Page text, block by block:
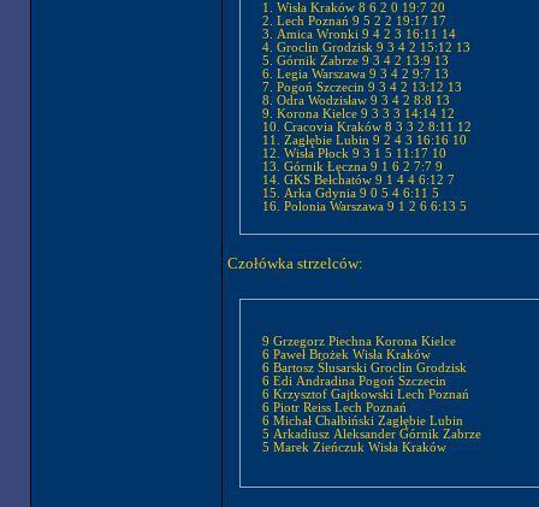
1. Wisła Kraków 8 6 2 0 19:7 20
2. Lech Poznań 9 5 2 2 19:17 17
3. Amica Wronki 9 4 2 3 16:11 14
4. Groclin Grodzisk 9 3 4 2 15:12 13
5. Górnik Zabrze 9 3 4 2 13:9 13
6. Legia Warszawa 9 3 4 2 9:7 13
7. Pogoń Szczecin 9 3 4 2 13:12 13
8. Odra Wodzisław 9 3 4 2 8:8 13
9. Korona Kielce 9 3 3 3 14:14 12
10. Cracovia Kraków 8 3 3 2 8:11 12
11. Zagłębie Lubin 9 2 4 3 16:16 10
12. Wisła Płock 9 3 1 5 11:17 10
13. Górnik Łęczna 9 1 6 2 7:7 9
14. GKS Bełchatów 9 1 4 4 6:12 7
15. Arka Gdynia 9 0 5 4 6:11 5
16. Polonia Warszawa 9 1 2 6 6:13 5
Czołówka strzelców:
9 Grzegorz Piechna Korona Kielce
6 Paweł Brożek Wisła Kraków
6 Bartosz Ślusarski Groclin Grodzisk
6 Edi Andradina Pogoń Szczecin
6 Krzysztof Gajtkowski Lech Poznań
6 Piotr Reiss Lech Poznań
6 Michał Chałbiński Zagłębie Lubin
5 Arkadiusz Aleksander Górnik Zabrze
5 Marek Zieńczuk Wisła Kraków